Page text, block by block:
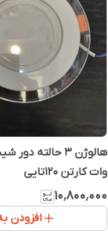
وات کارتن 120تایی
۱۰٬۸۰۰٬۰۰۰
افزودن